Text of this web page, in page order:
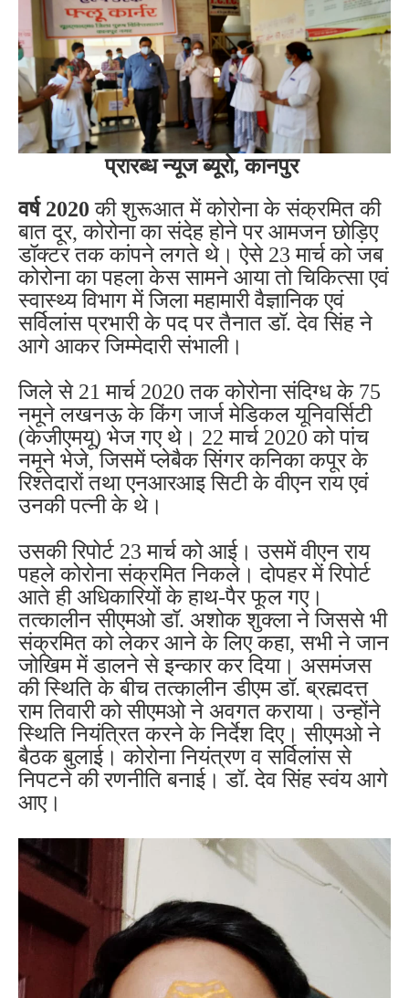
प्रारब्ध न्यूज ब्यूरो, कानपुर
वर्ष 2020 की शुरूआत में कोरोना के संक्रमित की
बात दूर, कोरोना का संदेह होने पर आमजन छोड़िए
डॉक्टर तक कांपने लगते थे। ऐसे 23 मार्च को जब
कोरोना का पहला केस सामने आया तो चिकित्सा एवं
स्वास्थ्य विभाग में जिला महामारी वैज्ञानिक एवं
सर्विलांस प्रभारी के पद पर तैनात डॉ. देव सिंह ने
आगे आकर जिम्मेदारी संभाली।
जिले से 21 मार्च 2020 तक कोरोना संदिग्ध के 75
नमूने लखनऊ के किंग जार्ज मेडिकल यूनिवर्सिटी
(केजीएमयू) भेज गए थे। 22 मार्च 2020 को पांच
नमूने भेजे, जिसमें प्लेबैक सिंगर कनिका कपूर के
रिश्तेदारों तथा एनआरआइ सिटी के वीएन राय एवं
उनकी पत्नी के थे।
उसकी रिपोर्ट 23 मार्च को आई। उसमें वीएन राय
पहले कोरोना संक्रमित निकले। दोपहर में रिपोर्ट
आते ही अधिकारियों के हाथ-पैर फूल गए।
तत्कालीन सीएमओ डॉ. अशोक शुक्ला ने जिससे भी
संक्रमित को लेकर आने के लिए कहा, सभी ने जान
जोखिम में डालने से इन्कार कर दिया। असमंजस
की स्थिति के बीच तत्कालीन डीएम डॉ. ब्रह्मदत्त
राम तिवारी को सीएमओ ने अवगत कराया। उन्होंने
स्थिति नियंत्रित करने के निर्देश दिए। सीएमओ ने
बैठक बुलाई। कोरोना नियंत्रण व सर्विलांस से
निपटने की रणनीति बनाई। डॉ. देव सिंह स्वंय आगे
आए।